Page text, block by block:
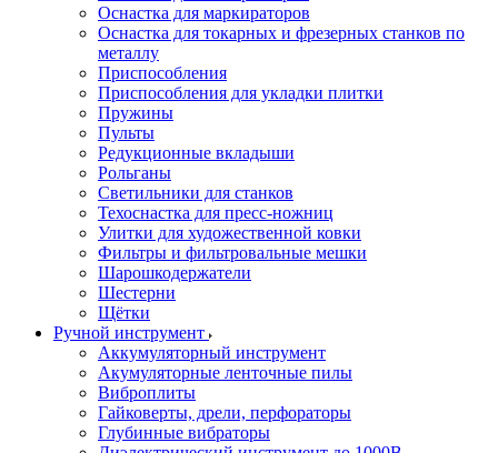
Оснастка для маркираторов
Оснастка для токарных и фрезерных станков по
металлу
Приспособления
Приспособления для укладки плитки
Пружины
Пульты
Редукционные вкладыши
Рольганы
Светильники для станков
Техоснастка для пресс-ножниц
Улитки для художественной ковки
Фильтры и фильтровальные мешки
Шарошкодержатели
Шестерни
Щётки
Ручной инструмент
Аккумуляторный инструмент
Акумуляторные ленточные пилы
Виброплиты
Гайковерты, дрели, перфораторы
Глубинные вибраторы